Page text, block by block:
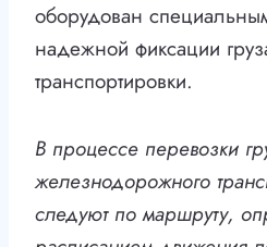
оборудован
надежной фиксации
транспортировки.
В процессе перевозки
железнодорожного
следуют по маршруту,